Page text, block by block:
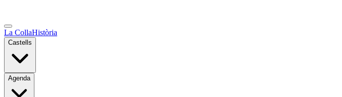
La CollaHistòria
Castells
Agenda